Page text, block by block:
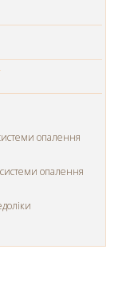
опалення
опалення